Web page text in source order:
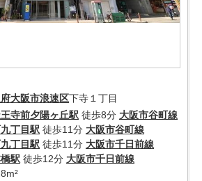
大阪市浪速区下寺１丁目
王寺前夕陽ヶ丘駅 徒歩8分 大阪市谷町線
丁目駅 徒歩11分 大阪市谷町線
丁目駅 徒歩11分 大阪市千日前線
駅 徒歩12分 大阪市千日前線